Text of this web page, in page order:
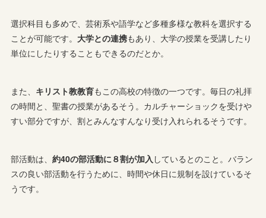
選択科目も多めで、芸術系や語学など多種多様な教科を選択する
ことが可能です。 大学との連携もあり、大学の授業を受講したり
単位にしたりすることもできるのだとか。
また、 キリスト教教育もこの高校の特徴の一つです。毎日の礼拝
の時間と、聖書の授業があるそう。カルチャーショックを受けや
すい部分ですが、割とみんなすんなり受け入れられるそうです。
部活動は、約40の部活動に８割が加入 しているとのこと。バラン
スの良い部活動を行うために、時間や休日に規制を設けているそ
うです。